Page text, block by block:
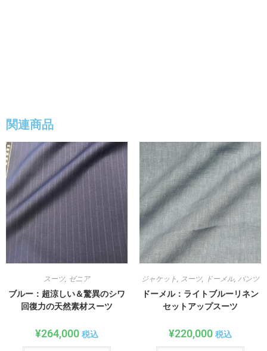
関連商品
スーツ, ゼニア
ブルー：超涼しい＆驚異のシワ
回復力の天然素材スーツ
¥264,000 税込
ジャケット, スーツ, ドーメル, パンツ
ドーメル：ライトブルーリネン
セットアップスーツ
¥220,000 税込